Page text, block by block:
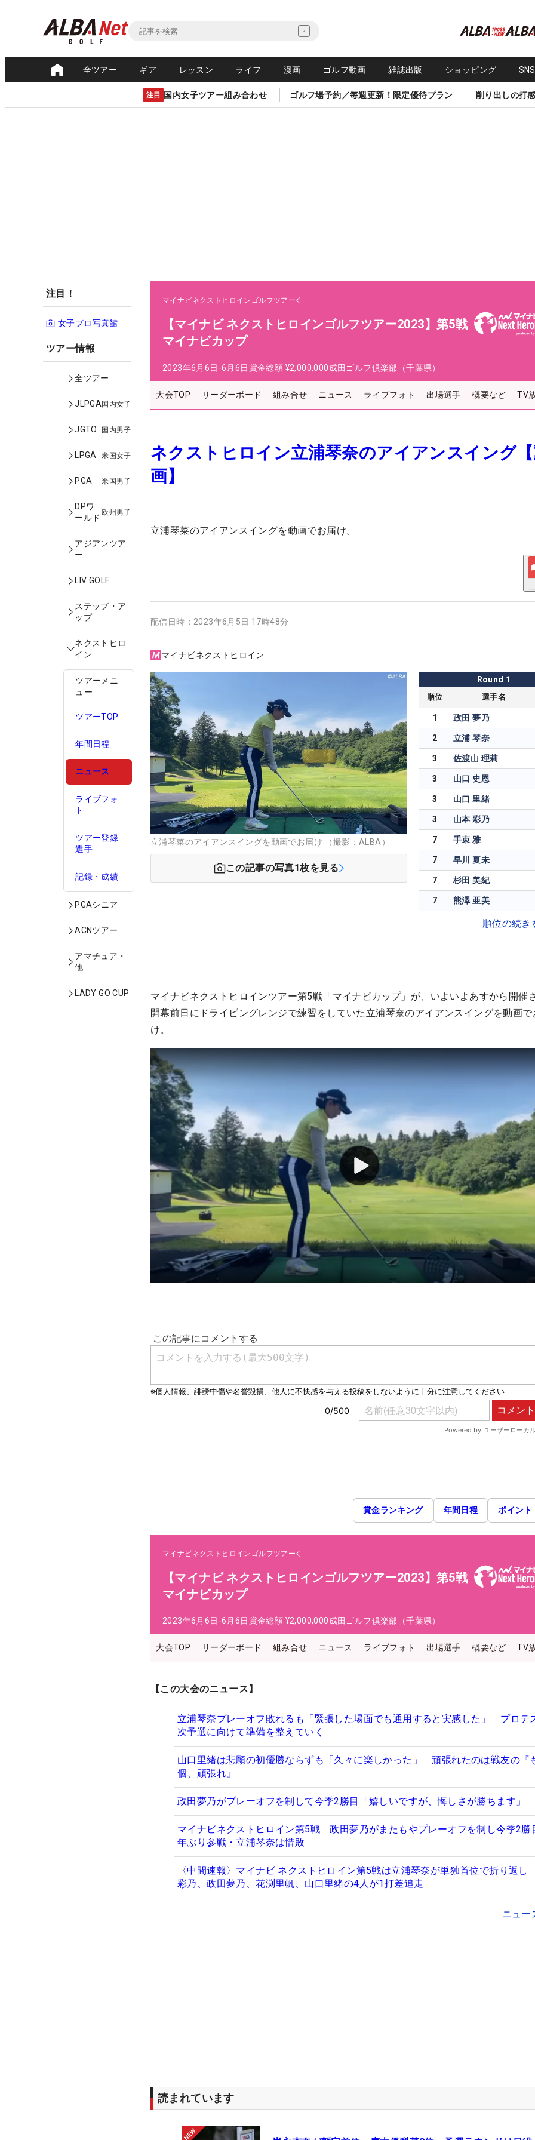
全ツアー ギア レッスン ライフ 漫画 ゴルフ動画 雑誌出版 ショッピング
注目 国内女子ツアー組み合わせ ゴルフ場予約／毎週更新！限定優待プラン 削り出しの打
注目！
女子プロ写真館
ツアー情報
全ツアー
JLPGA国内女子
JGTO 国内男子
LPGA 米国女子
PGA 米国男子
DPワ
ールド
欧州男子
アジアンツア
ー
LIV GOLF
ステップ・ア
ップ
ネクストヒロ
イン
ツアーメニ
ュー
ツアーTOP
年間日程
ニュース
ライブフォ
ト
ツアー登録
選手
記録・成績
PGAシニア
ACNツアー
アマチュア・
他
LADY GO CUP
マイナビネクストヒロインゴルフツアー
【マイナビ ネクストヒロインゴルフツアー2023】第5戦
マイナビカップ
2023年6月6日-6月6日 賞金総額 ¥2,000,000成田ゴルフ倶楽部（千葉県）
大会TOP リーダーボード 組み合せ ニュース ライブフォト 出場選手 概要など TV
ネクストヒロイン立浦琴奈のアイアンスイング
画】
立浦琴菜のアイアンスイングを動画でお届け。
配信日時： 2023年6月5日 17時48分
マイナビネクストヒロイン
立浦琴菜のアイアンスイングを動画でお届け （撮影：ALBA）
この記事の写真1枚を見る
Round 1
順位 選手名
1 政田 夢乃
2 立浦 琴奈
3 佐渡山 理莉
3 山口 史恩
3 山口 里緒
3 山本 彩乃
7 手束 雅
7 早川 夏未
7 杉田 美紀
7 熊澤 亜美
順位の続き
マイナビネクストヒロインツアー第5戦「マイナビカップ」が、いよいよあすから開催
開幕前日にドライビングレンジで練習をしていた立浦琴奈のアイアンスイングを動画で
け。
賞金ランキング 年間日程 ポイント
マイナビネクストヒロインゴルフツアー
【マイナビ ネクストヒロインゴルフツアー2023】第5戦
マイナビカップ
2023年6月6日-6月6日 賞金総額 ¥2,000,000成田ゴルフ倶楽部（千葉県）
大会TOP リーダーボード 組み合せ ニュース ライブフォト 出場選手 概要など TV
【この大会のニュース】
立浦琴奈プレーオフ敗れるも「緊張した場面でも通用すると実感した」 プロテ
次予選に向けて準備を整えていく
山口里緒は悲願の初優勝ならずも「久々に楽しかった」 頑張れたのは戦友の『
個、頑張れ』
政田夢乃がプレーオフを制して今季2勝目「嬉しいですが、悔しさが勝ちます」
マイナビネクストヒロイン第5戦 政田夢乃がまたもやプレーオフを制し今季2
年ぶり参戦・立浦琴奈は惜敗
〈中間速報〉マイナビ ネクストヒロイン第5戦は立浦琴奈が単独首位で折り返
彩乃、政田夢乃、花渕里帆、山口里緒の4人が1打差追走
ニュー
読まれています